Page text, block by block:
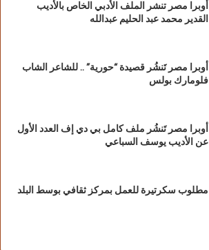
أوبرا مصر تنشر الملف الأدبي الخاص بالأديب
القدير محمد عبد الحليم عبدالله
أوبرا مصر تَنشُر قصيدة “حورية” .. للشاعر الشاب
فلومارك بولس
أوبرا مصر تَنشُر ملف كامل بي دي إف العدد الأول
عن الأديب يوسف السباعي
مطلوب سكرتيرة للعمل بمركز ثقافي بوسط البلد